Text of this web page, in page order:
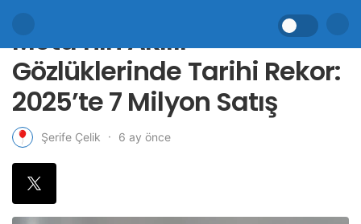
Meta’nın Akıllı
Gözlüklerinde Tarihi Rekor:
2025’te 7 Milyon Satış
Şerife Çelik 6 ay önce